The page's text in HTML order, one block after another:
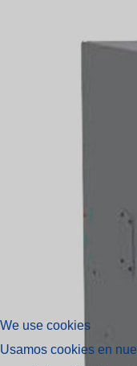
We use cookies
Usamos cookies en